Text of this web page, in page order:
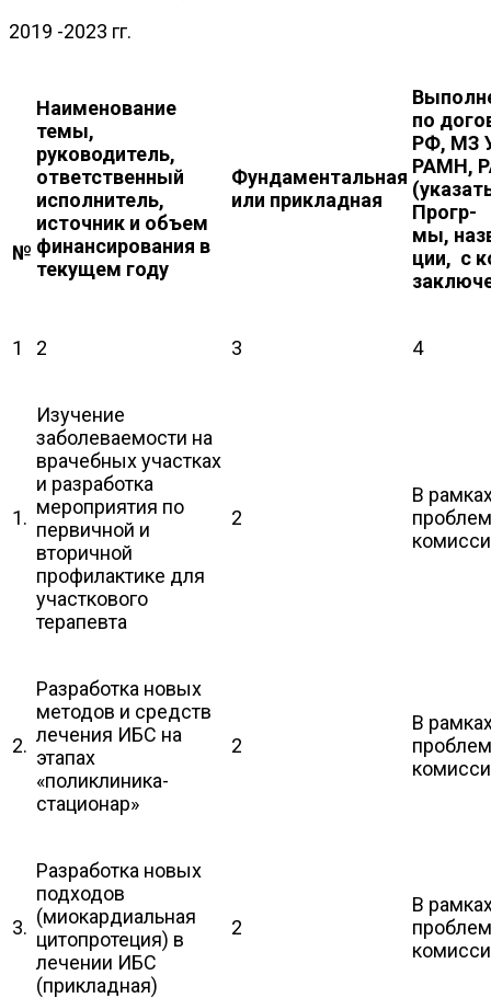
2019 -2023 гг.
№
Наименование
темы,
руководитель,
ответственный
исполнитель,
источник и объем
финансирования в
текущем году
Фундаментальная
или прикладная
по
РФ, МЗ
РАМН,
Прогр-
мы,
ции, с
1 2 3 4
1.
Изучение
заболеваемости на
врачебных участках
и разработка
мероприятия по
первичной и
вторичной
профилактике для
участкового
терапевта
2
В
2.
Разработка новых
методов и средств
лечения ИБС на
этапах
«поликлиника-
стационар»
2
В
3.
Разработка новых
подходов
(миокардиальная
цитопротеция) в
лечении ИБС
(прикладная)
2
В